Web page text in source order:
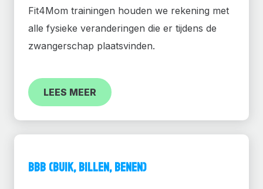
Fit4Mom trainingen houden we rekening met
alle fysieke veranderingen die er tijdens de
zwangerschap plaatsvinden.
LEES MEER
BBB (Buik, Billen, Benen)